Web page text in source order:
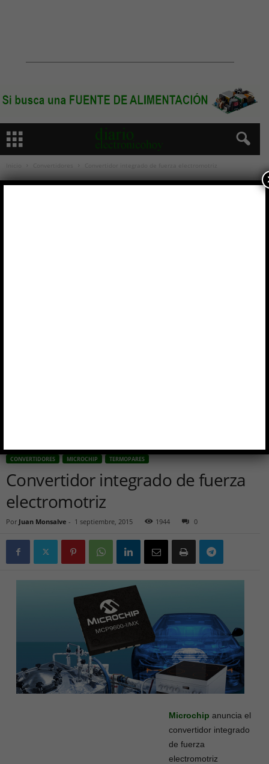
Convertidores Convertidor integrado de fuerza electromotriz
CONVERTIDORES MICROCHIP TERMOPARES
Convertidor integrado de fuerza
electromotriz
Por Juan Monsalve - 1 septiembre, 2015 1944 0
Microchip anuncia el
convertidor integrado
de fuerza
electromotriz